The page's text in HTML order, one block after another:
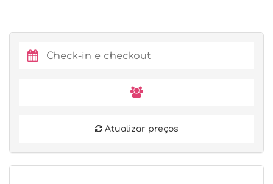
Atualizar preços